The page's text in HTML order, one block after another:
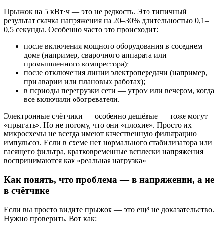
Прыжок на 5 кВт·ч — это не редкость. Это типичный
результат скачка напряжения на 20–30% длительностью 0,1–
0,5 секунды. Особенно часто это происходит:
после включения мощного оборудования в соседнем
доме (например, сварочного аппарата или
промышленного компрессора);
после отключения линии электропередачи (например,
при аварии или плановых работах);
в периоды перегрузки сети — утром или вечером, когда
все включили обогреватели.
Электронные счётчики — особенно дешёвые — тоже могут
«прыгать». Но не потому, что они «плохие». Просто их
микросхемы не всегда имеют качественную фильтрацию
импульсов. Если в схеме нет нормального стабилизатора или
гасящего фильтра, кратковременные всплески напряжения
воспринимаются как «реальная нагрузка».
Как понять, что проблема — в напряжении, а не
в счётчике
Если вы просто видите прыжок — это ещё не доказательство.
Нужно проверить. Вот как: